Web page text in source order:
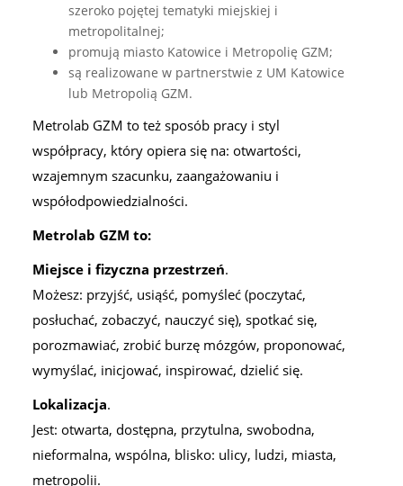
szeroko pojętej tematyki miejskiej i
metropolitalnej;
promują miasto Katowice i Metropolię GZM;
są realizowane w partnerstwie z UM Katowice
lub Metropolią GZM.
Metrolab GZM to też sposób pracy i styl
współpracy, który opiera się na: otwartości,
wzajemnym szacunku, zaangażowaniu i
współodpowiedzialności.
Metrolab GZM to:
Miejsce i fizyczna przestrzeń.
Możesz: przyjść, usiąść, pomyśleć (poczytać,
posłuchać, zobaczyć, nauczyć się), spotkać się,
porozmawiać, zrobić burzę mózgów, proponować,
wymyślać, inicjować, inspirować, dzielić się.
Lokalizacja.
Jest: otwarta, dostępna, przytulna, swobodna,
nieformalna, wspólna, blisko: ulicy, ludzi, miasta,
metropolii.